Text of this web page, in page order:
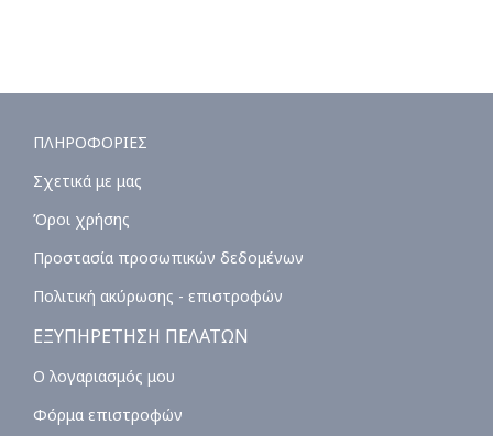
ΠΛΗΡΟΦΟΡΙΕΣ
Σχετικά με μας
Όροι χρήσης
Προστασία προσωπικών δεδομένων
Πολιτική ακύρωσης - επιστροφών
ΕΞΥΠΗΡΕΤΗΣΗ ΠΕΛΑΤΩΝ
Ο λογαριασμός μου
Φόρμα επιστροφών